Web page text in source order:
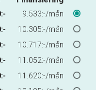
9.533:-/mån
10.305:-/mån
10.717:-/mån
11.052:-/mån
11.620:-/mån